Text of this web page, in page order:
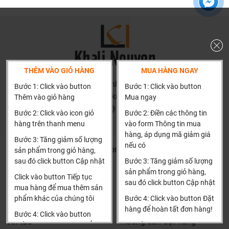
thật đưa ra tư vấn.
Giá thành phù hợp: Giá sản phẩm của chúng tôi không
phải là rẻ nhất, chúng tôi có những dịch vụ được thiết kế
riêng cho ngành nghề này nó thực sự cần thiết và có giá
trị với khách hàng, điều đó giúp chúng tôi là đơn vị có giá
bán tốt nhất trong thị trường so với sản phẩm + dịch vụ
mà khách hàng nhận được. Bời vì Khali Nguyễn muốn
trở thành tri kỷ của ngôi nhà bạn.
THÊM VÀO GIỎ HÀNG
Bước 1: Click vào button
Thêm vào giỏ hàng
Bước 2: Click vào icon giỏ
hàng trên thanh menu
Bước 3: Tăng giảm số lượng
sản phẩm trong giỏ hàng,
sau đó click button Cập nhật
Click vào button Tiếp tục
mua hàng để mua thêm sản
phẩm khác của chúng tôi
Bước 4: Click vào button
Tiến hành thanh toán để
MUA HÀNG NGAY
Bước 1: Click vào button
Mua ngay
Bước 2: Điền các thông tin
vào form Thông tin mua
hàng, áp dụng mã giảm giá
nếu có
Bước 3: Tăng giảm số lượng
sản phẩm trong giỏ hàng,
sau đó click button Cập nhật
Bước 4: Click vào button Đặt
hàng để hoàn tất đơn hàng!
Xin cảm ơn khách hàng!!!
HN: số 160 đường Văn Minh, Di Trạch, Hoài Đức, Hà Nội
(Cách đại học công nghiệp 1 km)
HCM và các tỉnh khác: Liên hệ hotline để được hướng dẫn
đặt hàng
Khalinguyen.vn@gmail.com
0904501766
Thông tin
Tìm đại lý & Hợp tác
Tin tức
Thông tin thêm
Hướng dẫn mua hàng
Hướng dẫn đặt hàng